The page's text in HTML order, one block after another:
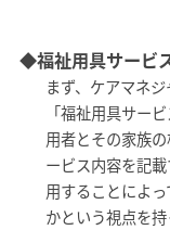
◆福祉用具サービ
まず、ケアマネ
「福祉用具サー
用者とその家族
ービス内容を記
用することによ
かという視点を持